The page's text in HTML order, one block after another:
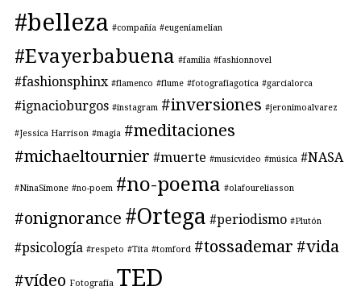
#belleza #compañía #eugeniamelian
#Evayerbabuena #familia #fashionnovel
#fashionsphinx #flamenco #flume #fotografiagotica #garcialorca
#ignacioburgos #instagram #inversiones #jeronimoalvarez
#Jessica Harrison #magia #meditaciones
#michaeltournier #muerte #musicvideo #música #NASA
#NinaSimone #no-poem #no-poema #olafoureliasson
#onignorance #Ortega #periodismo #Plutón
#psicología #respeto #Tita #tomford #tossademar #vida
#vídeo Fotografía TED